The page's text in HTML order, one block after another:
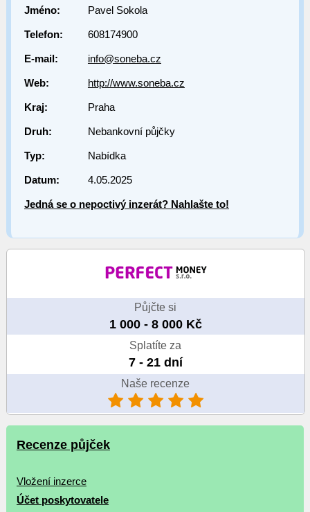
Jméno: Pavel Sokola
Telefon: 608174900
E-mail: info@soneba.cz
Web: http://www.soneba.cz
Kraj: Praha
Druh: Nebankovní půjčky
Typ: Nabídka
Datum: 4.05.2025
Jedná se o nepoctivý inzerát? Nahlašte to!
Půjčte si
1 000 - 8 000 Kč
Splatíte za
7 - 21 dní
Naše recenze
Recenze půjček
Vložení inzerce
Účet poskytovatele